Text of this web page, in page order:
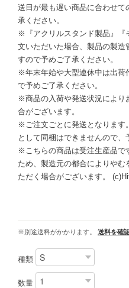
送日が最も遅い商品に合わせて
承ください。
※『アクリルスタンド製品』『
文いただいた場合、製品の製造
すので予めご了承ください。
※年末年始や大型連休中は出荷
で予めご了承ください。
※商品の入荷や発送状況により
合がございます。
※ご注文ごとに発送となります
として同梱はできませんので、
※こちらの商品は受注生産品で
ため、製造元の都合によりや
ただく場合がございます。
※別途送料がかかります。 送料を確
種類
数量